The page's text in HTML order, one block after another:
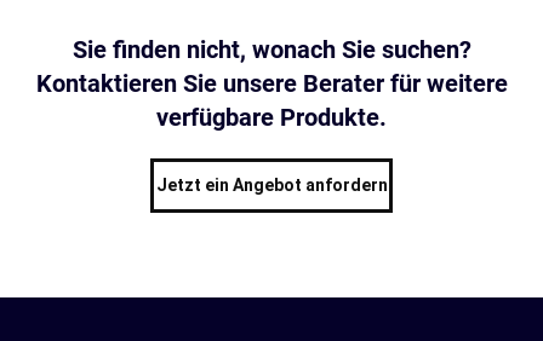
Sie finden nicht, wonach Sie suchen?
Kontaktieren Sie unsere Berater für weitere
verfügbare Produkte.
Jetzt ein Angebot anfordern